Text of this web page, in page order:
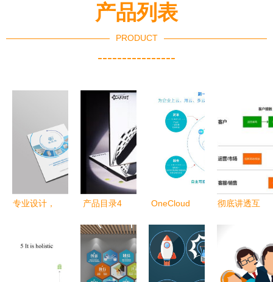
产品列表
PRODUCT
----------------
专业设计，
产品目录4
刷的一站式
解决方案
OneCloud
的“拼多
多”式颠覆
彻底讲透互
从概念到服
务的完整指